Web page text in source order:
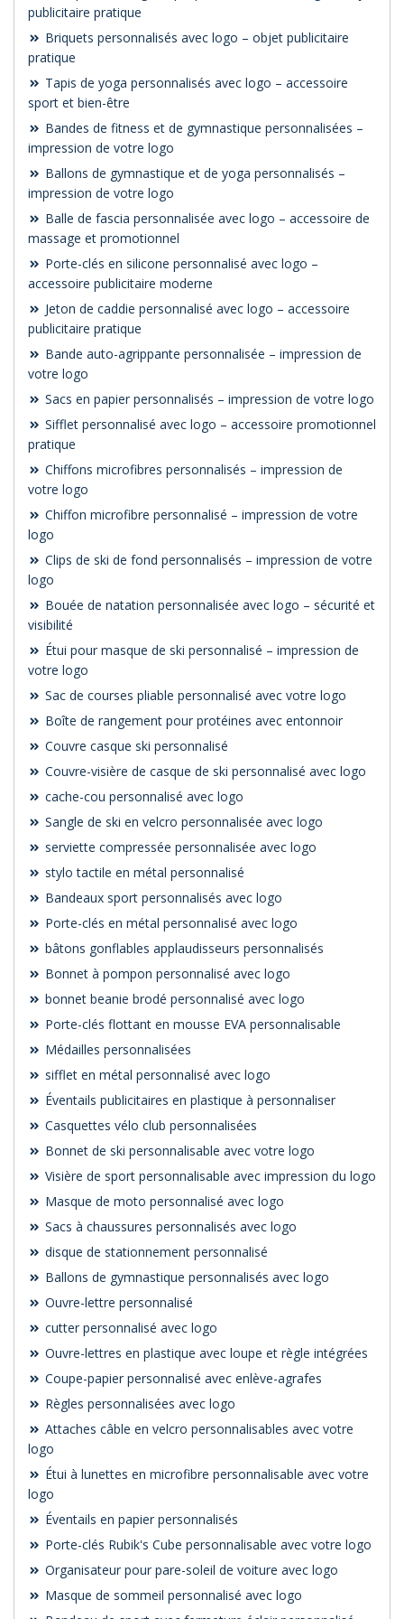
publicitaire pratique
Briquets personnalisés avec logo – objet publicitaire
pratique
Tapis de yoga personnalisés avec logo – accessoire
sport et bien-être
Bandes de fitness et de gymnastique personnalisées –
impression de votre logo
Ballons de gymnastique et de yoga personnalisés –
impression de votre logo
Balle de fascia personnalisée avec logo – accessoire de
massage et promotionnel
Porte-clés en silicone personnalisé avec logo –
accessoire publicitaire moderne
Jeton de caddie personnalisé avec logo – accessoire
publicitaire pratique
Bande auto-agrippante personnalisée – impression de
votre logo
Sacs en papier personnalisés – impression de votre logo
Sifflet personnalisé avec logo – accessoire promotionnel
pratique
Chiffons microfibres personnalisés – impression de
votre logo
Chiffon microfibre personnalisé – impression de votre
logo
Clips de ski de fond personnalisés – impression de votre
logo
Bouée de natation personnalisée avec logo – sécurité et
visibilité
Étui pour masque de ski personnalisé – impression de
votre logo
Sac de courses pliable personnalisé avec votre logo
Boîte de rangement pour protéines avec entonnoir
Couvre casque ski personnalisé
Couvre-visière de casque de ski personnalisé avec logo
cache-cou personnalisé avec logo
Sangle de ski en velcro personnalisée avec logo
serviette compressée personnalisée avec logo
stylo tactile en métal personnalisé
Bandeaux sport personnalisés avec logo
Porte-clés en métal personnalisé avec logo
bâtons gonflables applaudisseurs personnalisés
Bonnet à pompon personnalisé avec logo
bonnet beanie brodé personnalisé avec logo
Porte-clés flottant en mousse EVA personnalisable
Médailles personnalisées
sifflet en métal personnalisé avec logo
Éventails publicitaires en plastique à personnaliser
Casquettes vélo club personnalisées
Bonnet de ski personnalisable avec votre logo
Visière de sport personnalisable avec impression du logo
Masque de moto personnalisé avec logo
Sacs à chaussures personnalisés avec logo
disque de stationnement personnalisé
Ballons de gymnastique personnalisés avec logo
Ouvre-lettre personnalisé
cutter personnalisé avec logo
Ouvre-lettres en plastique avec loupe et règle intégrées
Coupe-papier personnalisé avec enlève-agrafes
Règles personnalisées avec logo
Attaches câble en velcro personnalisables avec votre
logo
Étui à lunettes en microfibre personnalisable avec votre
logo
Éventails en papier personnalisés
Porte-clés Rubik's Cube personnalisable avec votre logo
Organisateur pour pare-soleil de voiture avec logo
Masque de sommeil personnalisé avec logo